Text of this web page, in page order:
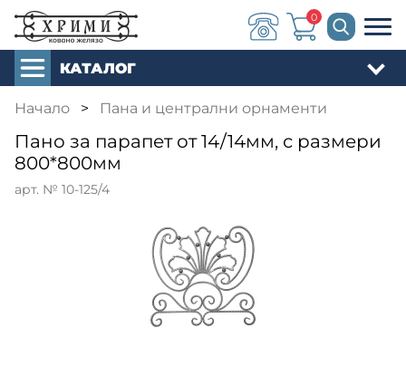
0
КАТАЛОГ
Начало > Пана и централни орнаменти
Пано за парапет от 14/14мм, с размери
800*800мм
арт. № 10-125/4